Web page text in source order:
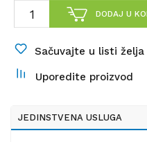
DODAJ U
Sačuvajte u listi želja
Uporedite proizvod
JEDINSTVENA USLUGA